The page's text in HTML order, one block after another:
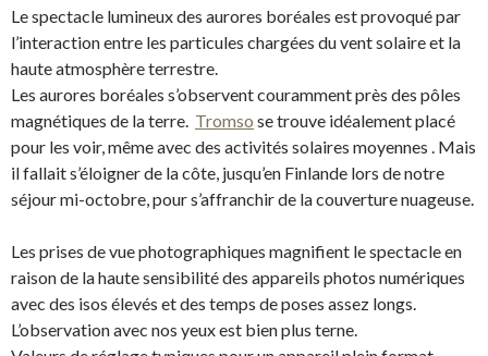
Le spectacle lumineux des aurores boréales est provoqué par
l’interaction entre les particules chargées du vent solaire et la
haute atmosphère terrestre.
Les aurores boréales s’observent couramment près des pôles
magnétiques de la terre. Tromso se trouve idéalement placé
pour les voir, même avec des activités solaires moyennes . Mais
il fallait s’éloigner de la côte, jusqu’en Finlande lors de notre
séjour mi-octobre, pour s’affranchir de la couverture nuageuse.
Les prises de vue photographiques magnifient le spectacle en
raison de la haute sensibilité des appareils photos numériques
avec des isos élevés et des temps de poses assez longs.
L’observation avec nos yeux est bien plus terne.